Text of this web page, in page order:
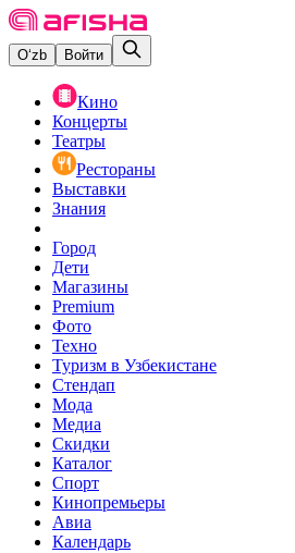
O‘zb Войти
Кино
Концерты
Театры
Рестораны
Выставки
Знания
Город
Дети
Магазины
Premium
Фото
Техно
Туризм в Узбекистане
Стендап
Мода
Медиа
Скидки
Каталог
Спорт
Кинопремьеры
Авиа
Календарь